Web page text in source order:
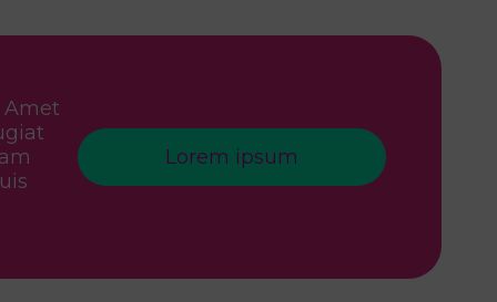
Amet
Lorem ipsum